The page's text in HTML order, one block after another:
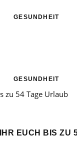
GESUNDHEIT
GESUNDHEIT
EUCH BIS ZU